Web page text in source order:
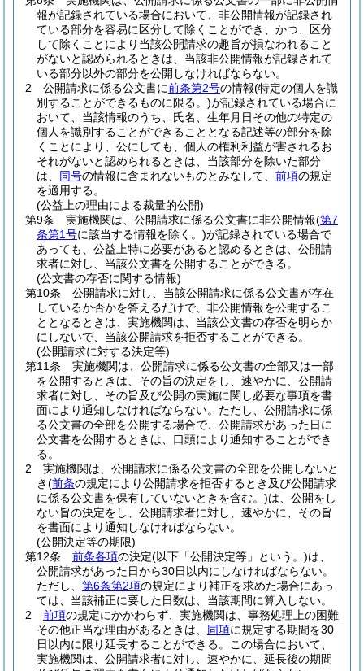
報が記録されている場合において、非公開情報が記録され
ている部分を容易に区分して除くことができ、かつ、区分
して除くことにより当該公開請求の趣旨が損なわれること
がないと認められるときは、当該非公開情報が記録されて
いる部分以外の部分を公開しなければならない。
2
公開請求に係る公文書に前条第2号の情報(特定の個人を識
別することができるものに限る。)が記録されている場合に
おいて、当該情報のうち、氏名、生年月日その他の特定の
個人を識別することができることとなる記述等の部分を除
くことにより、公にしても、個人の権利利益が害されるお
それがないと認められるときは、当該部分を除いた部分
は、 同号の情報に含まれないものとみなして、 前項の規定
を適用する。
(公益上の理由による裁量的公開)
第9条
実施機関は、公開請求に係る公文書に非公開情報(第7
条第1号に該当する情報を除く。)が記録されている場合で
あっても、公益上特に必要があると認めるときは、公開請
求者に対し、当該公文書を公開することができる。
(公文書の存否に関する情報)
第10条
公開請求に対し、当該公開請求に係る公文書が存在
しているか否かを答えるだけで、非公開情報を公開するこ
ととなるときは、実施機関は、当該公文書の存否を明らか
にしないで、当該公開請求を拒否することができる。
(公開請求に対する決定等)
第11条
実施機関は、公開請求に係る公文書の全部又は一部
を公開するときは、その旨の決定をし、速やかに、公開請
求者に対し、その旨及び公開の実施に関し必要な事項を書
面により通知しなければならない。 ただし、公開請求に係
る公文書の全部を公開する場合で、公開請求があった日に
公文書を公開するときは、口頭により通知することができ
る。
2
実施機関は、公開請求に係る公文書の全部を公開しないと
き(前条の規定により公開請求を拒否するとき及び公開請求
に係る公文書を保有していないときを含む。)は、公開をし
ない旨の決定をし、公開請求者に対し、速やかに、その旨
を書面により通知しなければならない。
(公開決定等の期限)
第12条
前条各項の決定(以下「公開決定等」という。)は、
公開請求があった日から30日以内にしなければならない。
ただし、 第6条第2項の規定により補正を求めた場合にあっ
ては、当該補正に要した日数は、当該期間に算入しない。
2
前項の規定にかかわらず、実施機関は、事務処理上の困難
その他正当な理由があるときは、 同項に規定する期間を30
日以内に限り延長することができる。
この場合において、
実施機関は、公開請求者に対し、速やかに、延長後の期間